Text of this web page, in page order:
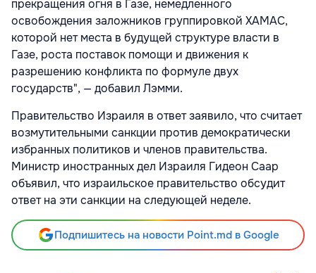
прекращения огня в Газе, немедленного
освобождения заложников группировкой ХАМАС,
которой нет места в будущей структуре власти в
Газе, роста поставок помощи и движения к
разрешению конфликта по формуле двух
государств", — добавил Лэмми.
Правительство Израиля в ответ заявило, что считает
возмутительными санкции против демократически
избранных политиков и членов правительства.
Министр иностранных дел Израиля Гидеон Саар
объявил, что израильское правительство обсудит
ответ на эти санкции на следующей неделе.
Подпишитесь на новости Point.md в Google